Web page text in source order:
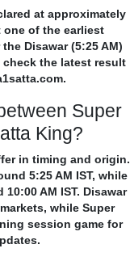
at approximately
one of the earliest
Disawar (5:25 AM)
check the latest result
Super
King?
in timing and origin.
5:25 AM IST, while
AM IST. Disawar
while Super
session game for